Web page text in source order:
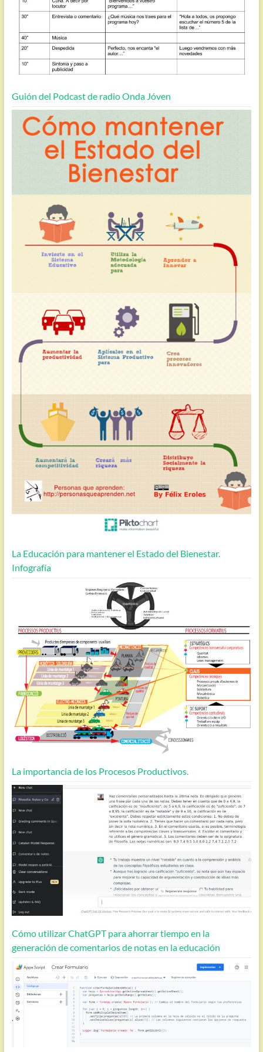
Guión del Podcast de radio Onda Jóven
La Educación para mantener el Estado del Bienestar.
Infografía
La importancia de los Procesos Productivos.
Cómo utilizar ChatGPT para ahorrar tiempo en la
generación de comentarios de notas en la educación